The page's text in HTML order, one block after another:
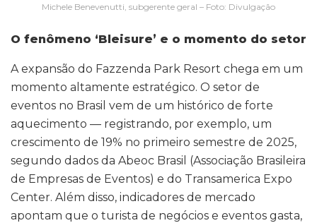
Michele Benevenutti, subgerente geral – Foto: Divulgação
O fenômeno ‘Bleisure’ e o momento do setor
A expansão do Fazzenda Park Resort chega em um
momento altamente estratégico. O setor de
eventos no Brasil vem de um histórico de forte
aquecimento — registrando, por exemplo, um
crescimento de 19% no primeiro semestre de 2025,
segundo dados da Abeoc Brasil (Associação Brasileira
de Empresas de Eventos) e do Transamerica Expo
Center. Além disso, indicadores de mercado
apontam que o turista de negócios e eventos gasta,